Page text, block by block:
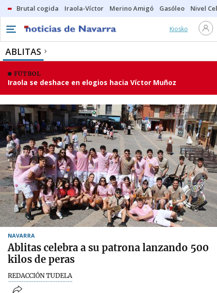
Brutal cogida Iraola-Víctor Merino Amigó Gasóleo Nivel
Kiosko
ABLITAS
FÚTBOL
Iraola se deshace en elogios hacia Víctor Muñoz
NAVARRA
Ablitas celebra a su patrona lanzando 500
kilos de peras
REDACCIÓN TUDELA